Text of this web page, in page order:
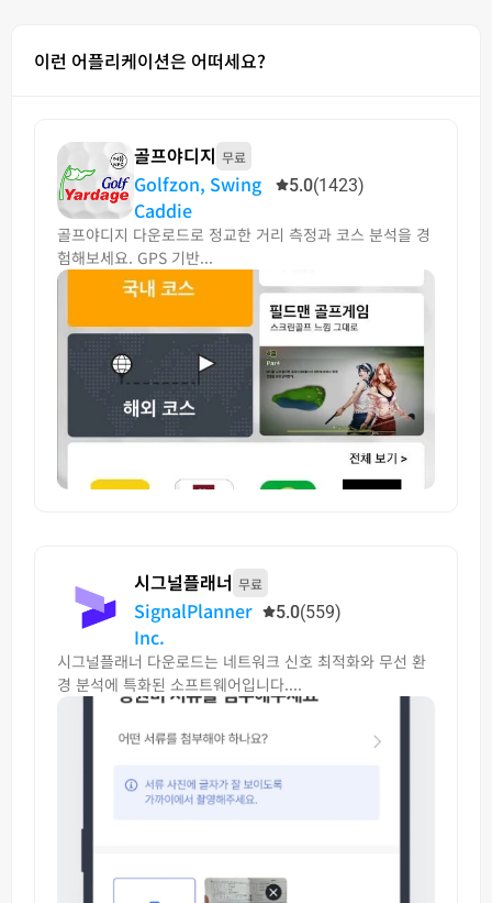
이런 어플리케이션은 어떠세요?
골프야디지 무료
Golfzon, Swing
Caddie
5.0(1423)
골프야디지 다운로드로 정교한 거리 측정과 코스 분석을 경
험해보세요. GPS 기반...
시그널플래너 무료
SignalPlanner
Inc.
5.0(559)
시그널플래너 다운로드는 네트워크 신호 최적화와 무선 환
경 분석에 특화된 소프트웨어입니다....